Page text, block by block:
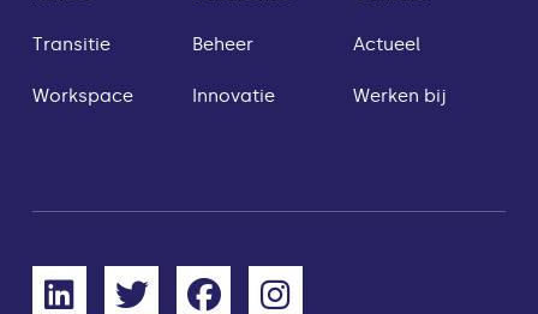
Transitie
Workspace
Beheer
Innovatie
Actueel
Werken bij